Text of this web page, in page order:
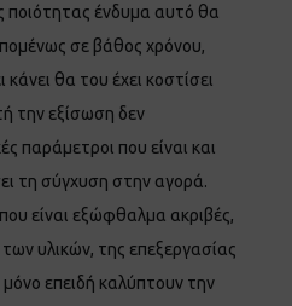
ποιότητας ένδυμα αυτό θα
σε βάθος χρόνου,
θα του έχει κοστίσει
την εξίσωση δεν
παράμετροι που είναι και
τη σύγχυση στην αγορά.
είναι εξώφθαλμα ακριβές,
υλικών, της επεξεργασίας
επειδή καλύπτουν την